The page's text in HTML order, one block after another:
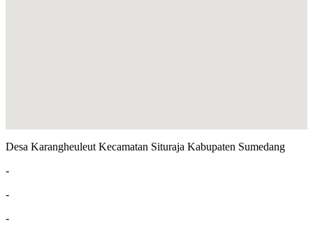
Desa Karangheuleut Kecamatan Situraja Kabupaten Sumedang
-
-
-